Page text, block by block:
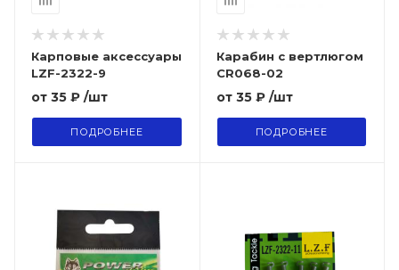
Карповые аксессуары
LZF-2322-9
от 35 ₽ /шт
ПОДРОБНЕЕ
Карабин с вертлюгом
CR068-02
от 35 ₽ /шт
ПОДРОБНЕЕ